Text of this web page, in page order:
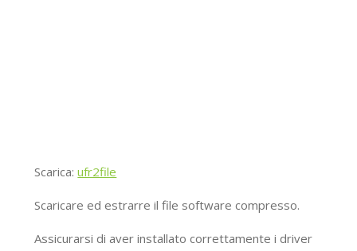
Scarica:ufr2file
Scaricare ed estrarre il file software compresso.
Assicurarsi di aver installato correttamente i driver